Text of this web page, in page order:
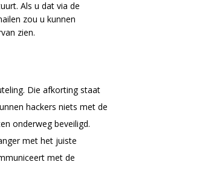
Als u dat via de
zou u kunnen
zien.
Die afkorting staat
hackers niets met de
onderweg beveiligd.
met het juiste
met de